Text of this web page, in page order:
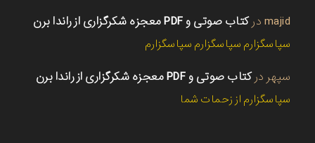
majid درکتاب صوتی و PDF معجزه شکرگزاری از راندا برن
سپاسگزارم سپاسگزارم سپاسگزارم
سپهر درکتاب صوتی و PDF معجزه شکرگزاری از راندا برن
سپاسگزارم از زحمات شما